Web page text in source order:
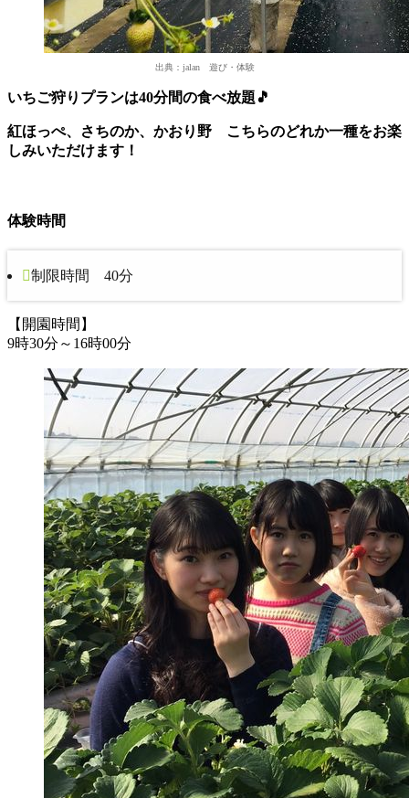
出典：jalan 遊び・体験
いちご狩りプランは40分間の食べ放題🎵
紅ほっぺ、さちのか、かおり野 こちらのどれか一種をお楽
しみいただけます！
体験時間
制限時間 40分
【開園時間】
9時30分～16時00分